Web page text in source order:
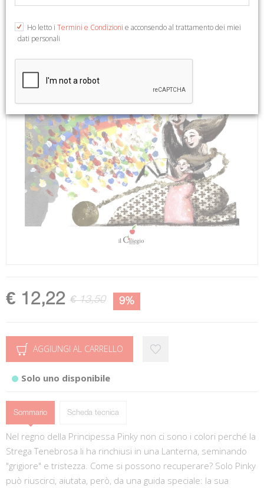
col., cm 22x22. (Dai 3 ai 6 Anni).
€ 12,22 € 13,50 9%
AGGIUNGI AL CARRELLO
Solo uno disponibile
Sommario Scheda tecnica
Nel regno della Principessa Pinky non ci sono i colori perché la
Strega Tenebrosa li ha rinchiusi in una Lanterna, seminando
"grigiore" e tristezza. Come si possono recuperare? Solo Pinky
può riuscirci, aiutata, però, da una guida speciale: la sua
Ho letto i Termini e Condizioni e acconsendo al trattamento dei miei
dati personali